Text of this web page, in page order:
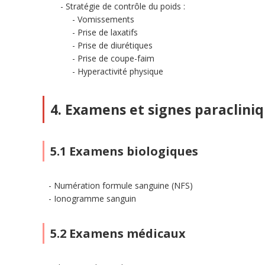
Stratégie de contrôle du poids :
Vomissements
Prise de laxatifs
Prise de diurétiques
Prise de coupe-faim
Hyperactivité physique
4. Examens et signes
5.1 Examens biologiques
Numération formule sanguine (NFS)
Ionogramme sanguin
5.2 Examens médicaux